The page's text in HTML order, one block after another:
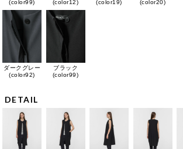
(color99)
(color12)
(color19)
(color20)
ダークグレー
(color92)
ブラック
(color99)
DETAIL